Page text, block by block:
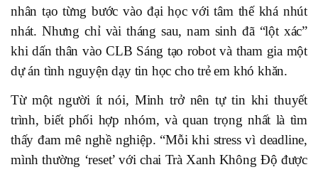
nhân tạo từng bước vào đại học với tâm thế khá nhút
nhát. Nhưng chỉ vài tháng sau, nam sinh đã “lột xác”
khi dấn thân vào CLB Sáng tạo robot và tham gia một
dự án tình nguyện dạy tin học cho trẻ em khó khăn.
Từ một người ít nói, Minh trở nên tự tin khi thuyết
trình, biết phối hợp nhóm, và quan trọng nhất là tìm
thấy đam mê nghề nghiệp. “Mỗi khi stress vì deadline,
mình thường ‘reset’ với chai Trà Xanh Không Độ được